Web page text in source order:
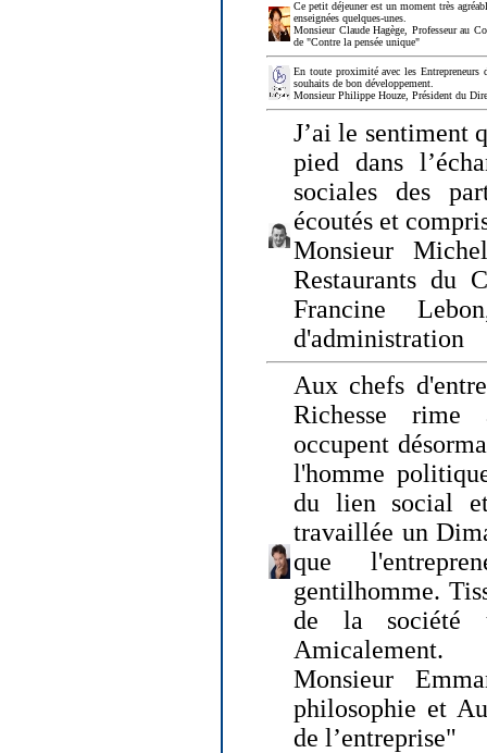
Ce petit déjeuner est un moment très
enseignées quelques-unes.
Monsieur Claude Hagège, Professeur au
de "Contre la pensée unique"
En toute proximité avec les
souhaits de bon développement.
Monsieur Philippe Houze, Président du
J’ai le sentiment
pied dans
sociales des
écoutés et
Monsieur
Restaurants du
Francine
d'administration
Aux chefs
Richesse rime
occupent
l'homme
du lien social
travaillée un
que
gentilhomme.
de la société
Amicalement.
Monsieur
philosophie et
de l’entreprise"